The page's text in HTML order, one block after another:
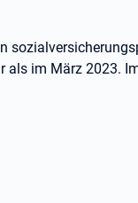
als im März 2023.